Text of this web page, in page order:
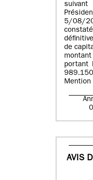
5/08/
de
portant
Mention
AVIS